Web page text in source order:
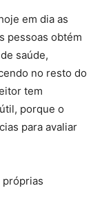
em dia as
pessoas obtém
saúde,
no resto do
tem
porque o
para avaliar
próprias